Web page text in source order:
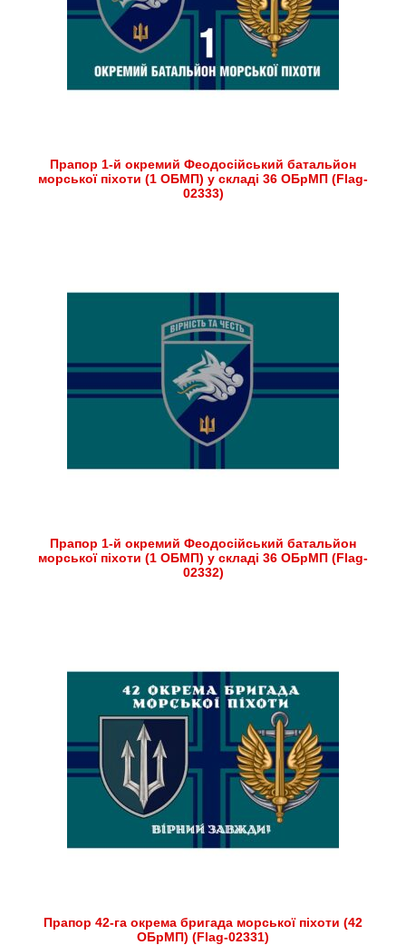
Прапор 1-й окремий Феодосійський батальйон
морської піхоти (1 ОБМП) у складі 36 ОБрМП (Flag-
02333)
Прапор 1-й окремий Феодосійський батальйон
морської піхоти (1 ОБМП) у складі 36 ОБрМП (Flag-
02332)
Прапор 42-га окрема бригада морської піхоти (42
ОБрМП) (Flag-02331)